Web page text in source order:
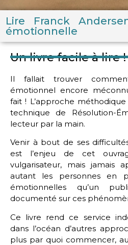
Lire Franck
émotionnelle
Un livre facile à lire !
Il fallait trouver
émotionnel encore
fait ! L’approche
technique de Résolution-
lecteur par la main.
Venir à bout de ses
est l’enjeu de cet
vulgarisateur, mais jamais
autant les personnes en
émotionnelles qu’un
documenté sur ces
Ce livre rend ce service
dans l’océan d’autres
plus par quoi commencer,